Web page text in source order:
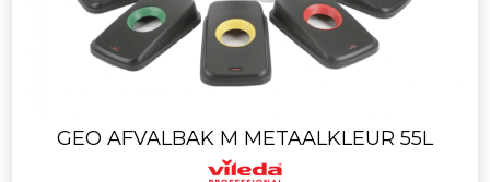
GEO AFVALBAK M METAALKLEUR 55L